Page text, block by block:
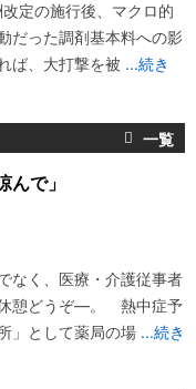
定の施行後、マクロ的
だった調剤基本料への影
ば、大打撃を被 ...続き
んで」
なく、医療・介護従事者
憩どうぞ―。 熱中症予
」として薬局の場 ...続き